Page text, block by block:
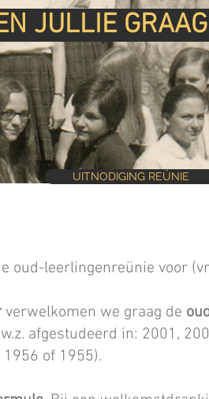
UITNODIGING REÜNIE
JULLIE
oud-leerlingenreünie voor
verwelkomen we graag de
afgestudeerd in: 2001,
of 1955).